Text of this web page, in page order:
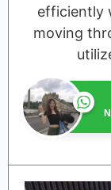
efficiently
moving